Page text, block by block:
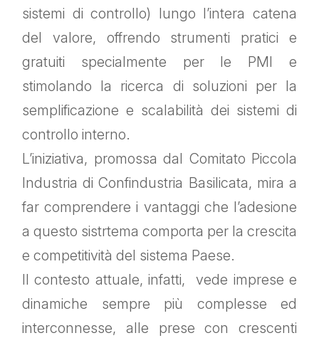
sistemi di controllo) lungo l’intera catena
del valore, offrendo strumenti pratici e
gratuiti specialmente per le PMI e
stimolando la ricerca di soluzioni per la
semplificazione e scalabilità dei sistemi di
controllo interno.
L’iniziativa, promossa dal Comitato Piccola
Industria di Confindustria Basilicata, mira a
far comprendere i vantaggi che l’adesione
a questo sistrtema comporta per la crescita
e competitività del sistema Paese.
Il contesto attuale, infatti, vede imprese e
dinamiche sempre più complesse ed
interconnesse, alle prese con crescenti